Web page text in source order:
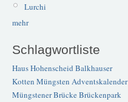
Lurchi
mehr
Schlagwortliste
Haus Hohenscheid Balkhauser
Kotten Müngsten Adventskalender
Müngstener BrückeBrückenpark